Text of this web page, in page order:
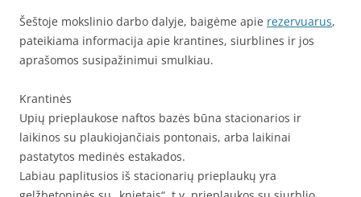
Šeštoje mokslinio darbo dalyje, baigėme apie rezervuarus,
pateikiama informacija apie krantines, siurblines ir jos
aprašomos susipažinimui smulkiau.
Krantinės
Upių prieplaukose naftos bazės būna stacionarios ir
laikinos su plaukiojančiais pontonais, arba laikinai
pastatytos medinės estakados.
Labiau paplitusios iš stacionarių prieplaukų yra